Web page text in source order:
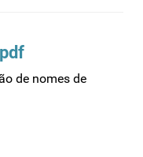
de nomes de